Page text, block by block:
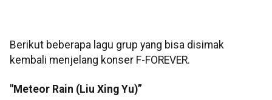
Berikut beberapa lagu grup yang bisa disimak
kembali menjelang konser F-FOREVER.
"Meteor Rain (Liu Xing Yu)”